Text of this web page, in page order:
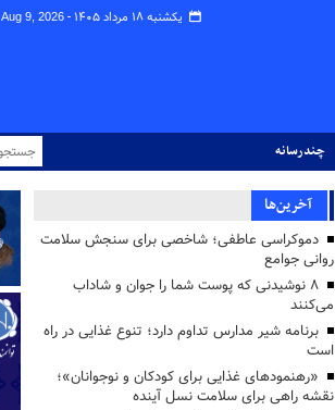
یکشنبه ۱۸ مرداد ۱۴۰۵ - Aug 9, 2026
چندرسانه
آخرین‌ها
دموکراسی عاطفی؛ شاخصی برای سنجش سلامت
روانی جوامع
۸ نوشیدنی که پوست شما را جوان و شاداب
می‌کنند
برنامه شیر مدارس تداوم دارد؛ تنوع غذایی در راه
است
«رهنمودهای غذایی برای کودکان و نوجوانان»؛
نقشه راهی برای سلامت نسل آینده